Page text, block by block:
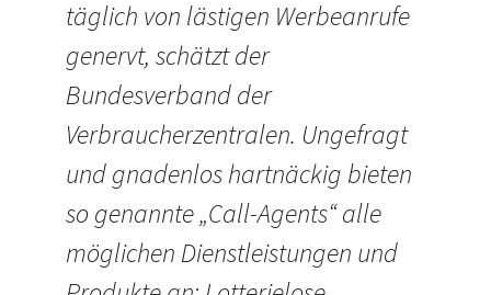
täglich von lästigen Werbeanrufe
genervt, schätzt der
Bundesverband der
Verbraucherzentralen. Ungefragt
und gnadenlos hartnäckig bieten
so genannte „Call-Agents“ alle
möglichen Dienstleistungen und